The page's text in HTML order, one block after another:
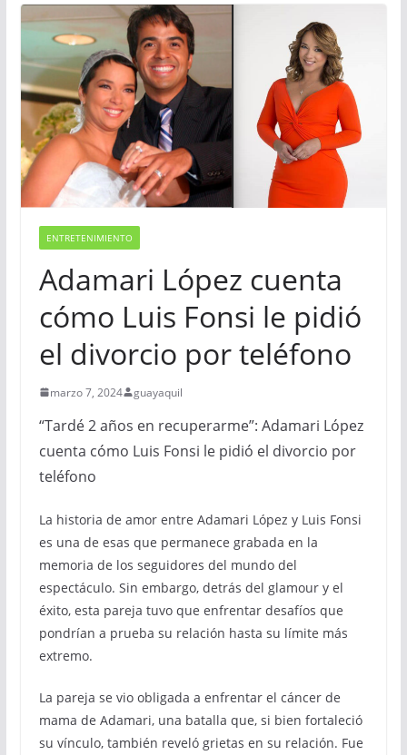
ENTRETENIMIENTO
Adamari López cuenta
cómo Luis Fonsi le pidió
el divorcio por teléfono
marzo 7, 2024 guayaquil
“Tardé 2 años en recuperarme”: Adamari López
cuenta cómo Luis Fonsi le pidió el divorcio por
teléfono
La historia de amor entre Adamari López y Luis Fonsi
es una de esas que permanece grabada en la
memoria de los seguidores del mundo del
espectáculo. Sin embargo, detrás del glamour y el
éxito, esta pareja tuvo que enfrentar desafíos que
pondrían a prueba su relación hasta su límite más
extremo.
La pareja se vio obligada a enfrentar el cáncer de
mama de Adamari, una batalla que, si bien fortaleció
su vínculo, también reveló grietas en su relación. Fue